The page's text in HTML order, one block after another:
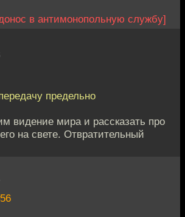
в антимонопольную службу]
предельно
видение мира и рассказать про
на свете. Отвратительный